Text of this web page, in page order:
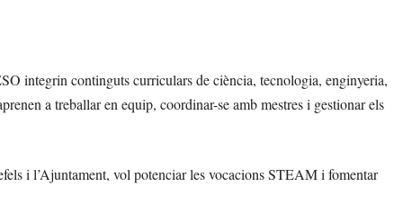
integrin continguts curriculars de ciència, tecnologia, enginyeria,
a treballar en equip, coordinar-se amb mestres i gestionar els
i l’Ajuntament, vol potenciar les vocacions STEAM i fomentar